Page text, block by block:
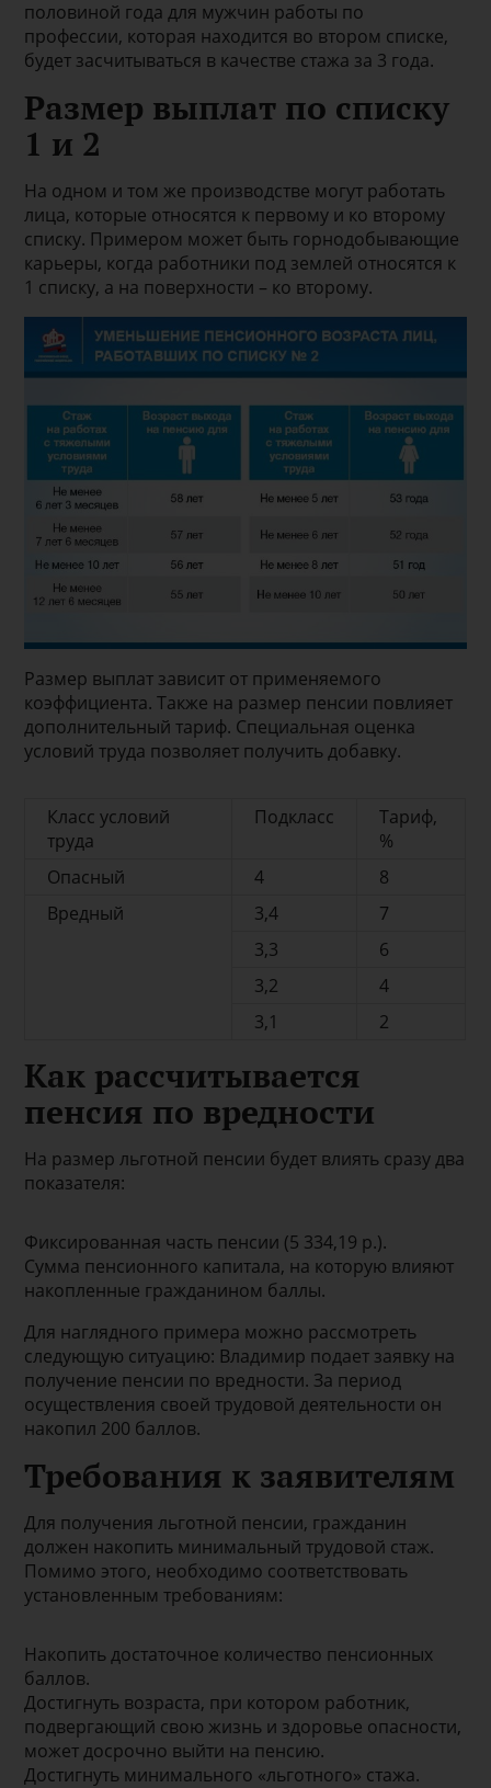
половиной года для мужчин работы по
профессии, которая находится во втором списке,
будет засчитываться в качестве стажа за 3 года.
Размер выплат по списку
1 и 2
На одном и том же производстве могут работать
лица, которые относятся к первому и ко второму
списку. Примером может быть горнодобывающие
карьеры, когда работники под землей относятся к
1 списку, а на поверхности – ко второму.
Размер выплат зависит от применяемого
коэффициента. Также на размер пенсии повлияет
дополнительный тариф. Специальная оценка
условий труда позволяет получить добавку.
Класс условий
труда
Подкласс
Тариф,
%
Опасный
4
8
Вредный
3,4
7
3,3
6
3,2
4
3,1
2
Как рассчитывается
пенсия по вредности
На размер льготной пенсии будет влиять сразу два
показателя:
Фиксированная часть пенсии (5 334,19 р.).
Сумма пенсионного капитала, на которую влияют
накопленные гражданином баллы.
Для наглядного примера можно рассмотреть
следующую ситуацию: Владимир подает заявку на
получение пенсии по вредности. За период
осуществления своей трудовой деятельности он
накопил 200 баллов.
Требования к заявителям
Для получения льготной пенсии, гражданин
должен накопить минимальный трудовой стаж.
Помимо этого, необходимо соответствовать
установленным требованиям:
Накопить достаточное количество пенсионных
баллов.
Достигнуть возраста, при котором работник,
подвергающий свою жизнь и здоровье опасности,
может досрочно выйти на пенсию.
Достигнуть минимального «льготного» стажа.